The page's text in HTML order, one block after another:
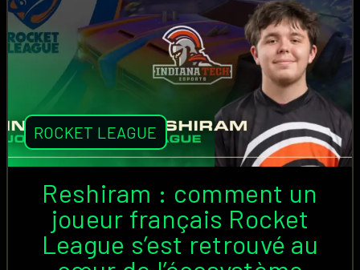
ROCKET LEAGUE
Reshiram : comment un
joueur français Rocket
League s’est retrouvé au